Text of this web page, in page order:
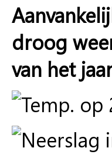
droog
van het